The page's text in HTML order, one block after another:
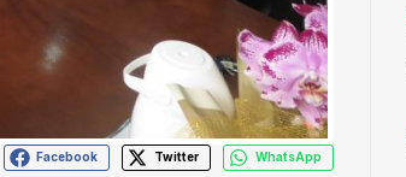
Facebook Twitter WhatsApp